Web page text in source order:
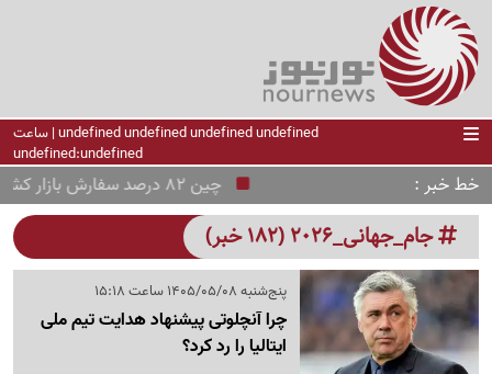
undefined undefined undefined undefined | ساعت
undefined:undefined
خط خبر چین 82 درصد سفارش بازار کشتی‌سازی جهان را گرفت
جام_جهانی_۲۰۲۶ (182 خبر)
پنج‌شنبه 1405/05/08 ساعت 15:18
چرا آنچلوتی پیشنهاد هدایت تیم ملی
ایتالیا را رد کرد؟